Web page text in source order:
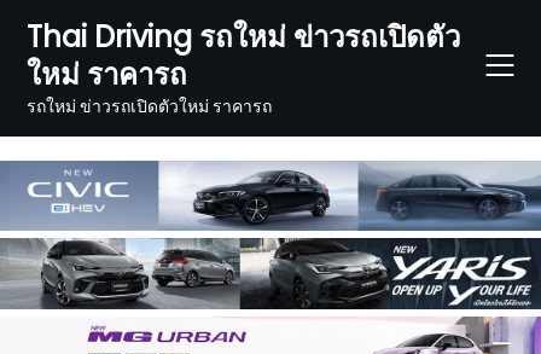
content
Thai Driving รถใหม่ ข่าวรถเปิดตัว
ใหม่ ราคารถ
รถใหม่ ข่าวรถเปิดตัวใหม่ ราคารถ